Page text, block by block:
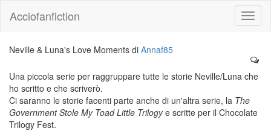
Acciofanfiction
Neville & Luna's Love Moments di Annaf85
Una piccola serie per raggruppare tutte le storie Neville/Luna che
ho scritto e che scriverò.
Ci saranno le storie facenti parte anche di un'altra serie, la The
Government Stole My Toad Little Trilogye scritte per il Chocolate
Trilogy Fest.